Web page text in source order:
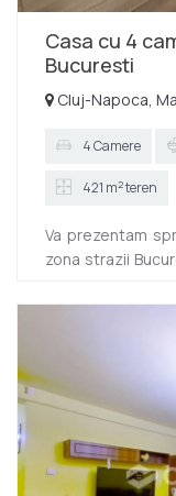
Casa cu 4
Bucuresti
Cluj-Napoca,
4 Camere
421 m2teren
Va prezentam
zona strazii
astfel:
centrala
foarte usor
punctele de
orientarea S-E
pentru ac...